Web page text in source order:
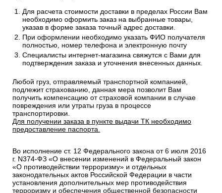
Для расчета стоимости доставки в пределах России Вам
необходимо оформить заказ на выбранные товары,
указав в форме заказа точный адрес доставки.
При оформлении необходимо указать ФИО получателя
полностью, номер телефона и электронную почту
Специалисты интернет-магазина свяжутся с Вами для
подтверждения заказа и уточнения внесенных данных.
Любой груз, отправляемый транспортной компанией,
подлежит страхованию, данная мера позволит Вам
получить компенсацию от страховой компании в случае
повреждения или утраты груза в процессе
транспортировки.
Для получении заказа в пункте выдачи ТК необходимо
предоставление паспорта.
Во исполнение ст. 12 Федерального закона от 6 июля 2016
г. N374-ФЗ «О внесении изменений в Федеральный закон
«О противодействии терроризму» и отдельных
законодательных актов Российской Федерации в части
установления дополнительных мер противодействия
терроризму и обеспечения общественной безопасности